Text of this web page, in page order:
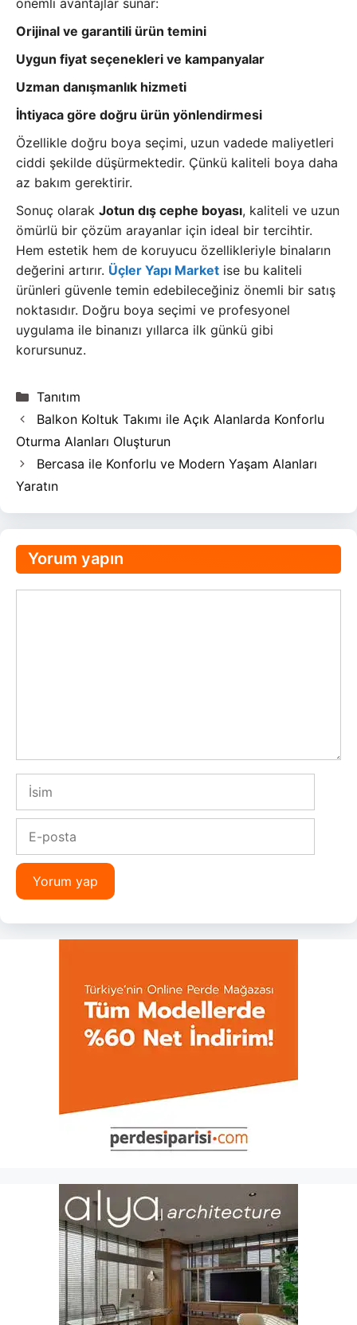
önemli avantajlar sunar:
Orijinal ve garantili ürün temini
Uygun fiyat seçenekleri ve kampanyalar
Uzman danışmanlık hizmeti
İhtiyaca göre doğru ürün yönlendirmesi
Özellikle doğru boya seçimi, uzun vadede maliyetleri
ciddi şekilde düşürmektedir. Çünkü kaliteli boya daha
az bakım gerektirir.
Sonuç olarak Jotun dış cephe boyası, kaliteli ve uzun
ömürlü bir çözüm arayanlar için ideal bir tercihtir.
Hem estetik hem de koruyucu özellikleriyle binaların
değerini artırır. Üçler Yapı Market ise bu kaliteli
ürünleri güvenle temin edebileceğiniz önemli bir satış
noktasıdır. Doğru boya seçimi ve profesyonel
uygulama ile binanızı yıllarca ilk günkü gibi
korursunuz.
Kategoriler
Tanıtım
Balkon Koltuk Takımı ile Açık Alanlarda Konforlu
Oturma Alanları Oluşturun
Bercasa ile Konforlu ve Modern Yaşam Alanları
Yaratın
Yorum yapın
İsim
posta